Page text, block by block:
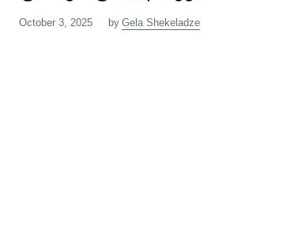
October 3, 2025 by Gela Shekeladze